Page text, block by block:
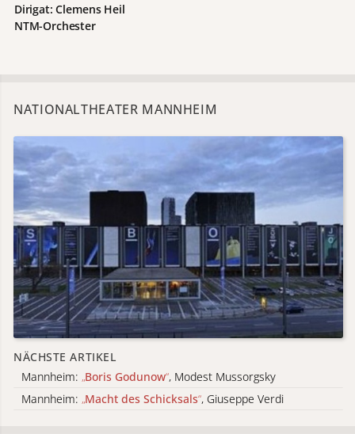
Dirigat: Clemens Heil
NTM-Orchester
NATIONALTHEATER MANNHEIM
NÄCHSTE ARTIKEL
Mannheim: „Boris Godunow“, Modest Mussorgsky
Mannheim: „Macht des Schicksals“, Giuseppe Verdi